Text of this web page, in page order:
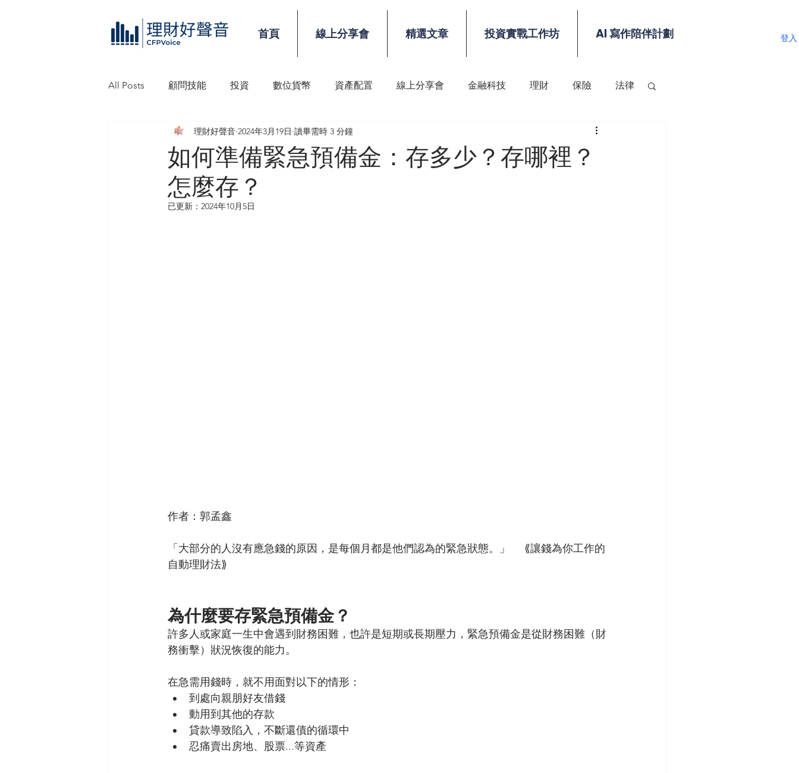
首頁 線上分享會 精選文章 投資實戰工作坊 AI 寫作陪伴計劃 登入
All Posts 顧問技能 投資 數位貨幣 資產配置 線上分享會 金融科技 理財 保險 法律
理財好聲音工作坊 信託 稅務 顧問技能
如何準備緊急預備金：存多少？存哪裡？
怎麼存？
理財好聲音 2024年3月19日 讀畢需時 3 分鐘
已更新： 2024年10月5日
作者：郭孟鑫
「大部分的人沒有應急錢的原因，是每個月都是他們認為的緊急狀態。」	⟪讓錢為你工作的
自動理財法⟫
為什麼要存緊急預備金？
許多人或家庭一生中會遇到財務困難，也許是短期或長期壓力，緊急預備金是從財務困難（財
務衝擊）狀況恢復的能力。
在急需用錢時，就不用面對以下的情形：
到處向親朋好友借錢
動用到其他的存款
貸款導致陷入，不斷還債的循環中
忍痛賣出房地、股票...等資產